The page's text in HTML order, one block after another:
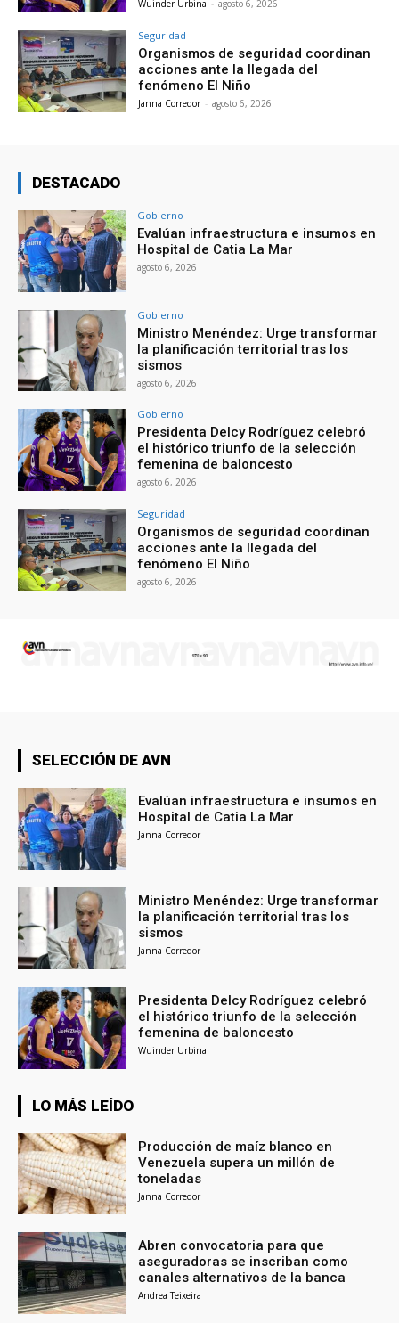
Wuinder Urbina - agosto 6, 2026
Seguridad
Organismos de seguridad coordinan
acciones ante la llegada del
fenómeno El Niño
Janna Corredor - agosto 6, 2026
DESTACADO
Gobierno
Evalúan infraestructura e insumos en
Hospital de Catia La Mar
agosto 6, 2026
Gobierno
Ministro Menéndez: Urge transformar
la planificación territorial tras los
sismos
agosto 6, 2026
Gobierno
Presidenta Delcy Rodríguez celebró
el histórico triunfo de la selección
femenina de baloncesto
agosto 6, 2026
Seguridad
Organismos de seguridad coordinan
acciones ante la llegada del
fenómeno El Niño
agosto 6, 2026
SELECCIÓN DE AVN
Evalúan infraestructura e insumos en
Hospital de Catia La Mar
Janna Corredor
Ministro Menéndez: Urge transformar
la planificación territorial tras los
sismos
Janna Corredor
Presidenta Delcy Rodríguez celebró
el histórico triunfo de la selección
femenina de baloncesto
Wuinder Urbina
LO MÁS LEÍDO
Producción de maíz blanco en
Venezuela supera un millón de
toneladas
Janna Corredor
Abren convocatoria para que
aseguradoras se inscriban como
canales alternativos de la banca
Andrea Teixeira